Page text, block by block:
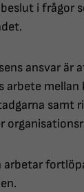
i frågor
ansvar är
arbete mellan
samt
arbetar